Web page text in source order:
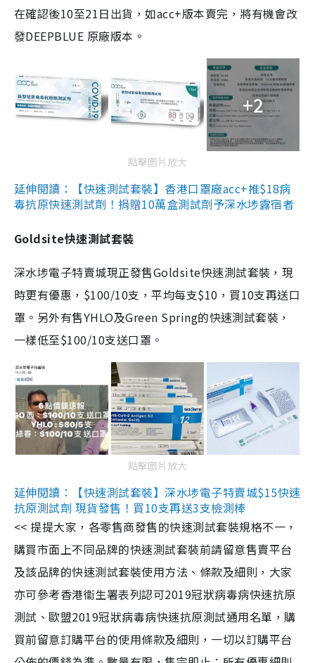
在確認後10至21日出貨，如acc+版本賣完，將有機會改
發DEEPBLUE 原廠版本。
+2
點擊圖片放大
延伸閱讀：【快速測試套裝】香港口罩廠acc+推$18病
毒抗原快速測試劑！捐贈10萬盒測試劑予深水埗露宿者
Goldsite快速測試套裝
深水埗電子特賣城現正發售Goldsite快速測試套裝，現
時更有優惠，$100/10支，平均每支$10，買10支再送口
罩。另外有售YHLO及Green Spring的快速測試套裝，
一樣低至$100/10支送口罩。
點擊圖片放大
延伸閱讀：【快速測試套裝】深水埗電子特賣城$15快速
抗原測試劑 現貨發售！買10支再送3支檢測棒
<< 提提大家，各零售商發售的快速測試套裝規格不一，
購買市面上不同品牌的快速測試套裝前請留意售賣平台
及該品牌的快速測試套裝使用方法、條款及細則，大家
亦可參考香港衞生署表列認可2019冠狀病毒病快速抗原
測試、歐盟2019冠狀病毒病快速抗原測試通用名單，購
買前留意訂購平台的使用條款及細則，一切以訂購平台